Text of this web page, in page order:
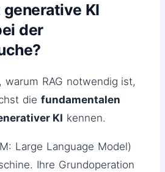
KI
der
warum RAG notwendig ist,
die fundamentalen
KI kennen.
Large Language Model)
Ihre Grundoperation